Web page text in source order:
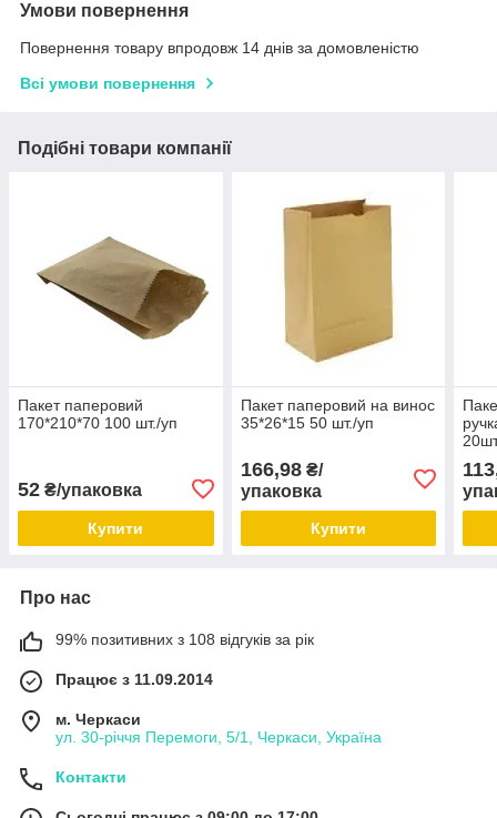
Умови повернення
Повернення товару впродовж 14 днів за домовленістю
Всі умови повернення
Подібні товари компанії
Пакет паперовий
170*210*70 100 шт./уп
52 ₴/упаковка
Купити
Пакет паперовий на винос
35*26*15 50 шт./уп
166,98₴/
упаковка
Купити
Про нас
99% позитивних з 108 відгуків за рік
Працює з 11.09.2014
м. Черкаси
ул. 30-рiччя Перемоги, 5/1, Черкаси, Україна
Контакти